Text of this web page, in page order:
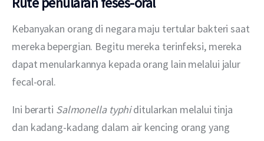
Kebanyakan orang di negara maju tertular bakteri saat
mereka bepergian. Begitu mereka terinfeksi, mereka
dapat menularkannya kepada orang lain melalui jalur
fecal-oral.
Ini berarti Salmonella typhi ditularkan melalui tinja
dan kadang-kadang dalam air kencing orang yang